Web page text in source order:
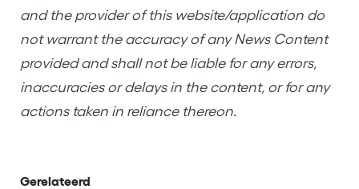
and the provider of this website/application do
not warrant the accuracy of any News Content
provided and shall not be liable for any errors,
inaccuracies or delays in the content, or for any
actions taken in reliance thereon.
Gerelateerd